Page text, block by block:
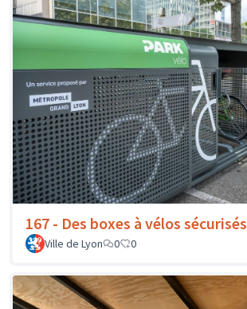
167 - Des boxes à vélos sécurisés
Ville de Lyon
0 0